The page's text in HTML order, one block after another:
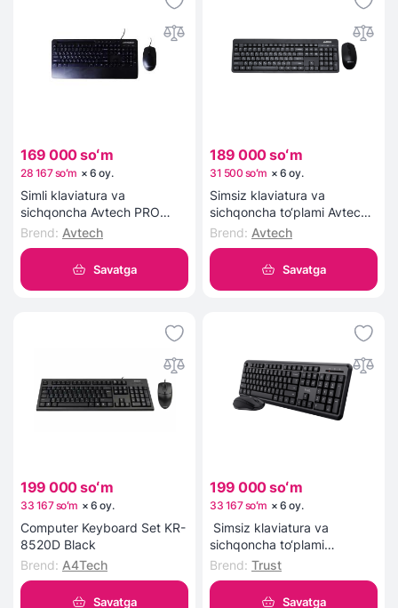
169 000 soʻm
28 167 soʻm ×6 oy.
Simli klaviatura va
sichqoncha Avtech PRO
C303 (qora)
Brend: Avtech
Savatga
189 000 soʻm
31 500 soʻm ×6 oy.
Simsiz klaviatura va
sichqoncha to‘plami Avtech
AVT CW602 (qora)
Brend: Avtech
Savatga
199 000 soʻm
33 167 soʻm ×6 oy.
Computer Keyboard Set KR-
8520D Black
Brend: A4Tech
Savatga
199 000 soʻm
33 167 soʻm ×6 oy.
Simsiz klaviatura va
sichqoncha to‘plami
TrustComboOdyWLRUBlack
Brend: Trust
Savatga